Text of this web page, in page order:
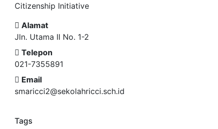
Citizenship Initiative
Alamat
Jln. Utama II No. 1-2
Telepon
021-7355891
Email
smaricci2@sekolahricci.sch.id
Tags